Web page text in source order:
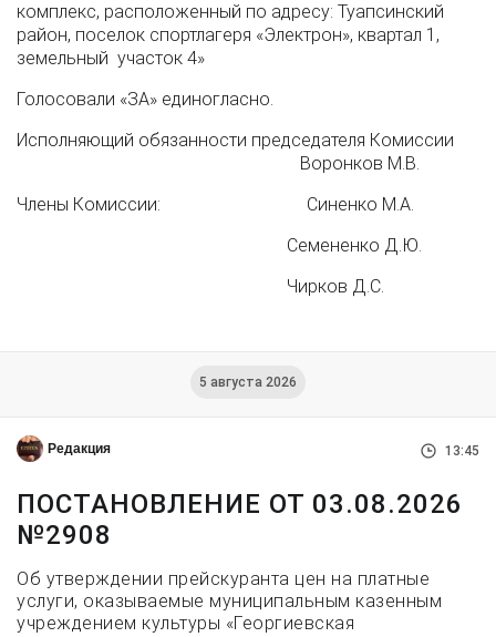
комплекс, расположенный по адресу: Туапсинский
район, поселок спортлагеря «Электрон», квартал 1,
земельный участок 4»
Голосовали «ЗА» единогласно.
Исполняющий обязанности председателя Комиссии
Воронков М.В.
Члены Комиссии: Синенко М.А.
Семененко Д.Ю.
Чирков Д.С.
5 августа 2026
Редакция 13:45
ПОСТАНОВЛЕНИЕ ОТ 03.08.2026
№2908
Об утверждении прейскуранта цен на платные
услуги, оказываемые муниципальным казенным
учреждением культуры «Георгиевская